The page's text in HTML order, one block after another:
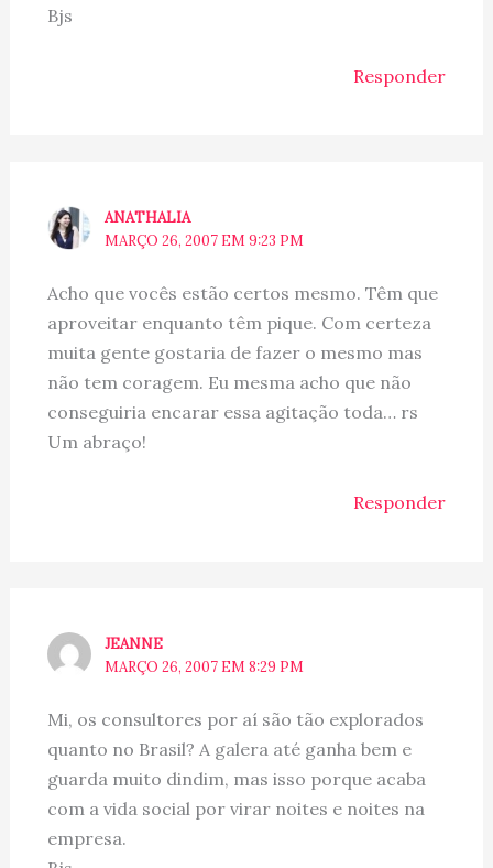
Bjs
Responder
ANATHALIA
MARÇO 26, 2007 EM 9:23 PM
Acho que vocês estão certos mesmo. Têm que
aproveitar enquanto têm pique. Com certeza
muita gente gostaria de fazer o mesmo mas
não tem coragem. Eu mesma acho que não
conseguiria encarar essa agitação toda… rs
Um abraço!
Responder
JEANNE
MARÇO 26, 2007 EM 8:29 PM
Mi, os consultores por aí são tão explorados
quanto no Brasil? A galera até ganha bem e
guarda muito dindim, mas isso porque acaba
com a vida social por virar noites e noites na
empresa.